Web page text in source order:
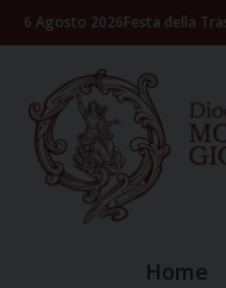
Skip6 Agosto 2026Festa della
Home